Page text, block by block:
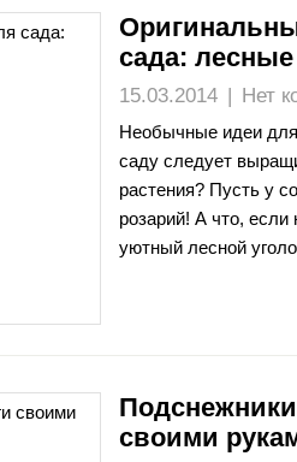
сада:
15.03.2014 | Нет
Необычные идеи для
саду следует
растения? Пусть у
розарий! А что, если
уютный лесной
своими